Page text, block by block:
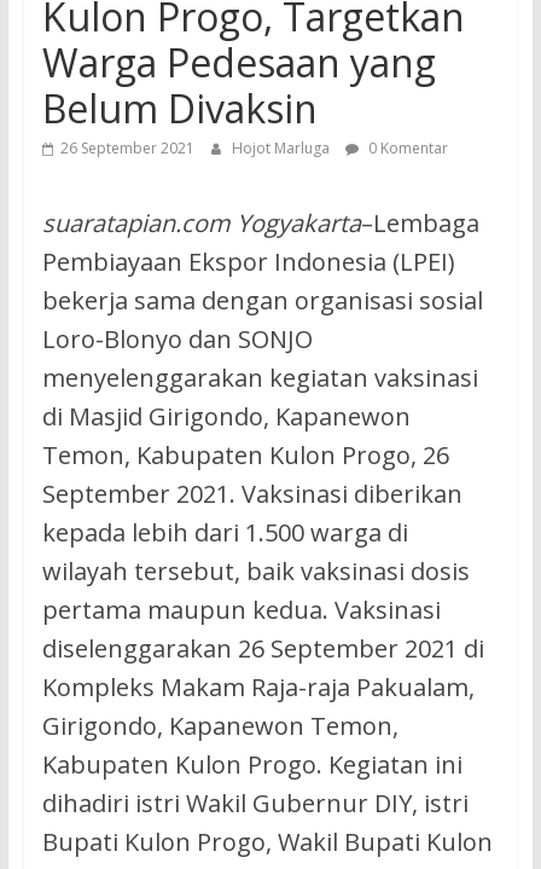
Kulon Progo, Targetkan
Warga Pedesaan yang
Belum Divaksin
26 September 2021 Hojot Marluga 0 Komentar
suaratapian.com Yogyakarta–Lembaga
Pembiayaan Ekspor Indonesia (LPEI)
bekerja sama dengan organisasi sosial
Loro-Blonyo dan SONJO
menyelenggarakan kegiatan vaksinasi
di Masjid Girigondo, Kapanewon
Temon, Kabupaten Kulon Progo, 26
September 2021. Vaksinasi diberikan
kepada lebih dari 1.500 warga di
wilayah tersebut, baik vaksinasi dosis
pertama maupun kedua. Vaksinasi
diselenggarakan 26 September 2021 di
Kompleks Makam Raja-raja Pakualam,
Girigondo, Kapanewon Temon,
Kabupaten Kulon Progo. Kegiatan ini
dihadiri istri Wakil Gubernur DIY, istri
Bupati Kulon Progo, Wakil Bupati Kulon